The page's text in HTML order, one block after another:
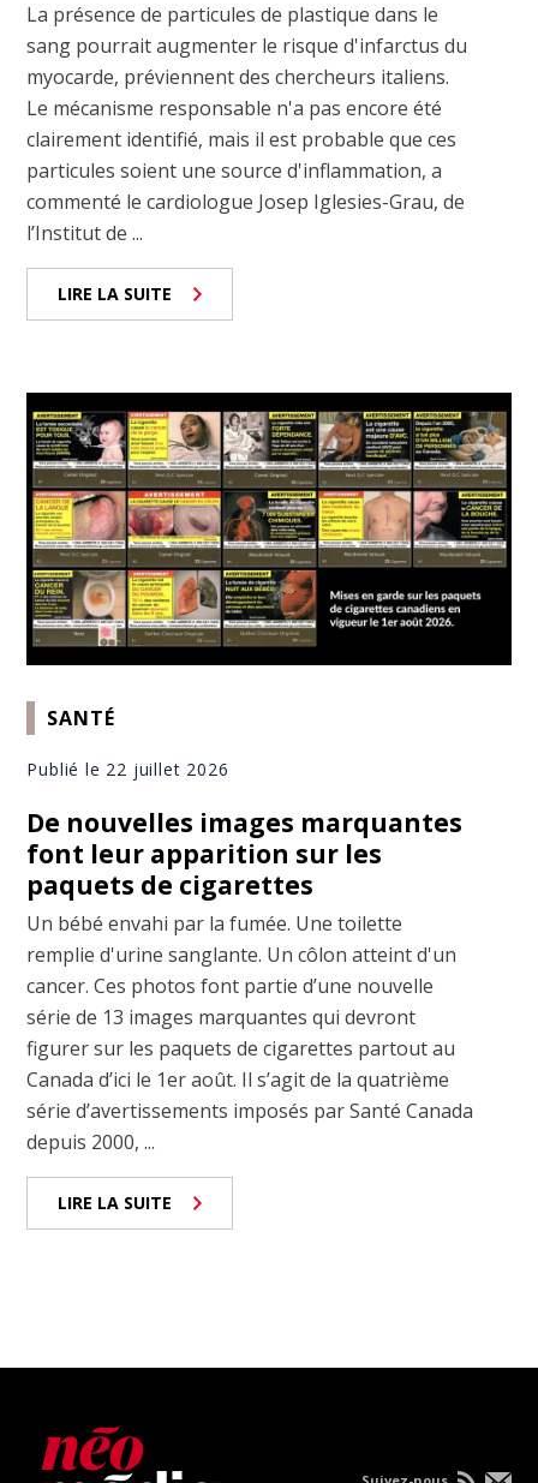
La présence de particules de plastique dans le
sang pourrait augmenter le risque d'infarctus du
myocarde, préviennent des chercheurs italiens.
Le mécanisme responsable n'a pas encore été
clairement identifié, mais il est probable que ces
particules soient une source d'inflammation, a
commenté le cardiologue Josep Iglesies-Grau, de
l’Institut de ...
LIRE LA SUITE
SANTÉ
Publié le 22 juillet 2026
De nouvelles images marquantes
font leur apparition sur les
paquets de cigarettes
Un bébé envahi par la fumée. Une toilette
remplie d'urine sanglante. Un côlon atteint d'un
cancer. Ces photos font partie d’une nouvelle
série de 13 images marquantes qui devront
figurer sur les paquets de cigarettes partout au
Canada d’ici le 1er août. Il s’agit de la quatrième
série d’avertissements imposés par Santé Canada
depuis 2000, ...
LIRE LA SUITE